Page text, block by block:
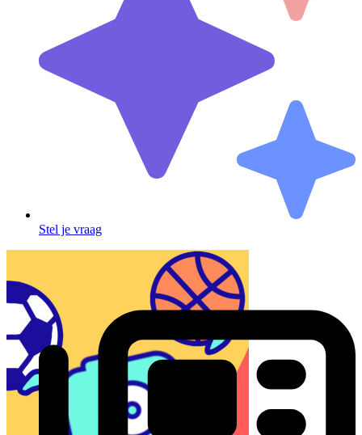
Stel je vraag